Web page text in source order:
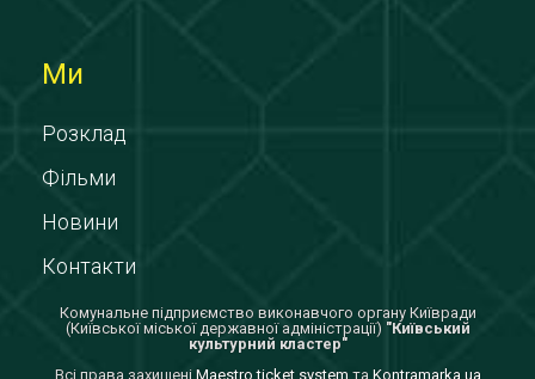
Ми
Розклад
Фільми
Новини
Контакти
Комунальне підприємство виконавчого органу Київради
(Київської міської державної адміністрації) "Київський
культурний кластер"
Всi права захищенi Maestro ticket system та Kontramarka.ua